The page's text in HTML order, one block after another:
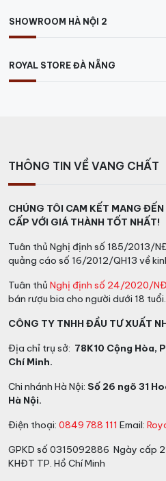
SHOWROOM HÀ NỘI 2
ROYAL STORE ĐÀ NẴNG
THÔNG TIN VỀ VANG CHẤT
CHÚNG TÔI CAM KẾT MANG
CẤP VỚI GIÁ THÀNH TỐT NHẤT!
Tuân thủ Nghị định số 185/2013/
quảng cáo số 16/2012/QH13 về
Tuân thủ Nghị định số 24/2020/
bán rượu bia cho người dưới 18 tuổi.
CÔNG TY TNHH ĐẦU TƯ XUẤT
Địa chỉ trụ sở: 78K10 Cộng Hòa,
Chí Minh.
Chi nhánh Hà Nội: Số 26 ngõ 31
Hà Nội.
Điện thoại: 0849 788 111 Email:
GPKD số 0315092886 Ngày cấp
KHĐT TP. Hồ Chí Minh